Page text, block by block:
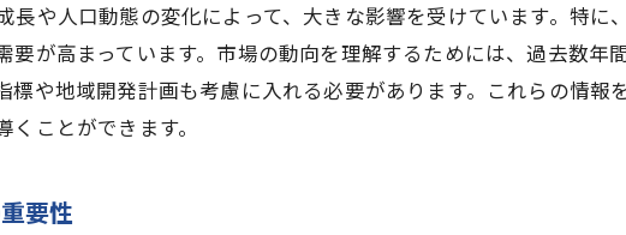
不動産売却に必要な専門知識の確認
任意売却のプロフェッショナルを探す
専門家との信頼関係が成功の鍵
長や人口動態の変化によって、大きな影響を受けています。特に
要が高まっています。市場の動向を理解するためには、過去数
標や地域開発計画も考慮に入れる必要があります。これらの情報
ことができます。
要性